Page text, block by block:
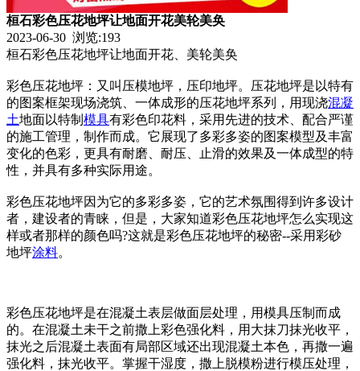
桓石彩色压花地坪让地面开花美轮美奂
2023-06-30 浏览:193
桓石彩色压花地坪让地面开花、美轮美奂
彩色压花地坪：又叫压模地坪，压印地坪。压花地坪是以特有
的图案框架现场浇筑、一体成形的压花地坪系列，用现浇混凝
土地面以特制 模具有彩色印花料，采用先进的技术、配合严谨
的施工管理，制作而成。它展现了多彩多姿的图案模型及丰富
变化的色彩，更具有耐磨、耐压、止滑的效果及一体成型的特
性，并具有多种实际用途。
彩色压花地坪因为它的多彩多姿，它的艺术氛围得到许多设计
者，建设者的青睐，但是，大家知道彩色压花地坪怎么实现这
样或者那样的颜色吗?这就是彩色压花地坪的秘密--采用彩砂
地坪涂料。
彩色压花地坪是在混凝土表层做面层处理，用模具压制而成
的。在混凝土未干之前撒上彩色强化料，用大抹刀抹光收平，
抹光之后混凝土表面有局部区域还出现混凝土本色，再撒一遍
强化料，抹光收平。掌握干湿度，撒上脱模粉进行模压处理，